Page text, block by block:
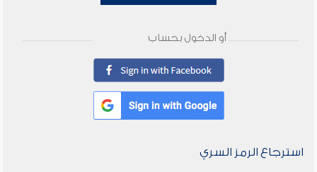
أو الدخول بحساب
استرجاع الرمز السري